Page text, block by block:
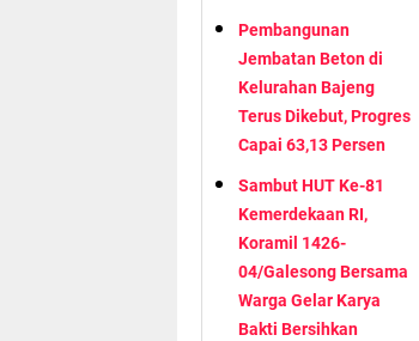
Pembangunan
Jembatan Beton di
Kelurahan Bajeng
Terus Dikebut, Progres
Capai 63,13 Persen
Sambut HUT Ke-81
Kemerdekaan RI,
Koramil 1426-
04/Galesong Bersama
Warga Gelar Karya
Bakti Bersihkan